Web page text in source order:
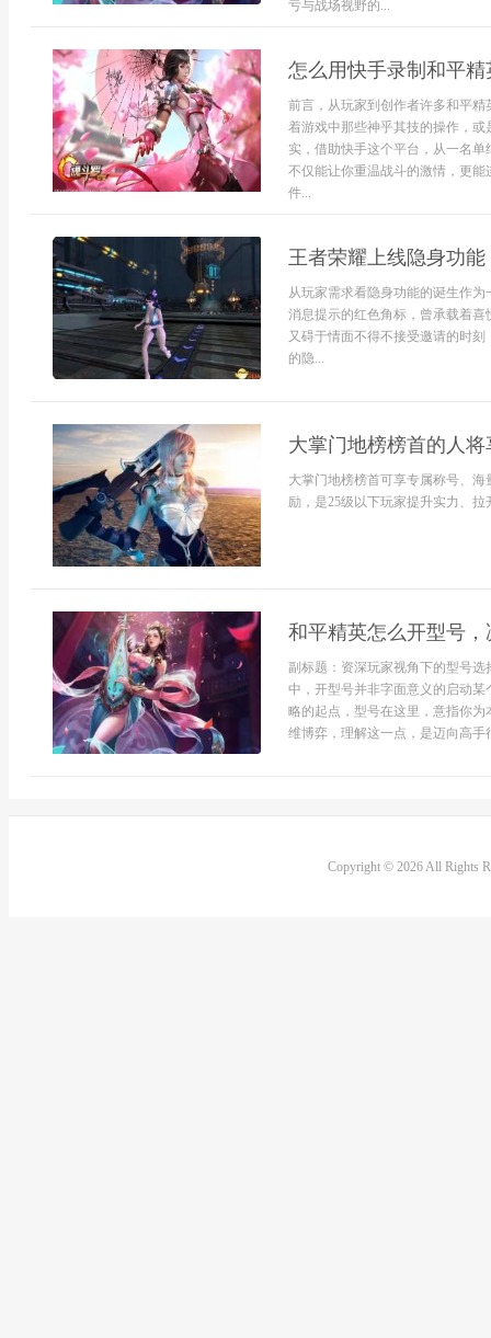
亏与战场视野的...
怎么用快手录制和平
前言，从玩家到创作者许多和平
着游戏中那些神乎其技的操作，
实，借助快手这个平台，从一名
不仅能让你重温战斗的激情，更
件...
王者荣耀上线隐身功
从玩家需求看隐身功能的诞生作
消息提示的红色角标，曾承载着
又碍于情面不得不接受邀请的时
的隐...
大掌门地榜榜首的人
大掌门地榜榜首可享专属称号、
励，是25级以下玩家提升实力、
和平精英怎么开型号
副标题：资深玩家视角下的型号
中，开型号并非字面意义的启动
略的起点，型号在这里，意指你
维博弈，理解这一点，是迈向高
Copyright © 2026 All Rights